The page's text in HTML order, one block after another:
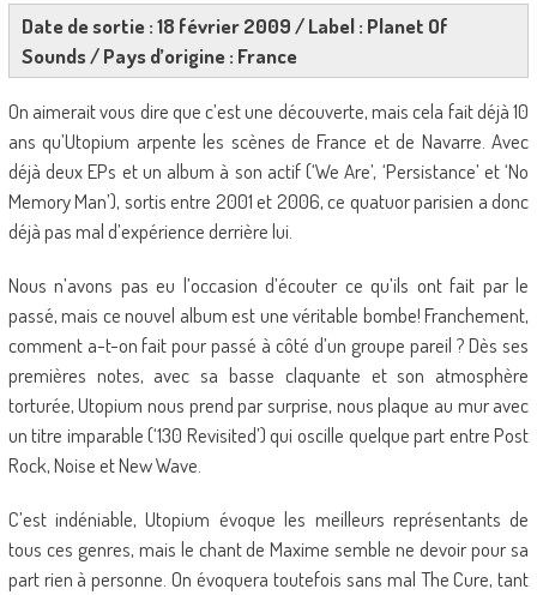
Date de sortie : 18 février 2009 / Label : Planet Of
Sounds / Pays d’origine : France
On aimerait vous dire que c’est une découverte, mais cela fait déjà 10
ans qu’Utopium arpente les scènes de France et de Navarre. Avec
déjà deux EPs et un album à son actif (‘We Are’, ‘Persistance’ et ‘No
Memory Man’), sortis entre 2001 et 2006, ce quatuor parisien a donc
déjà pas mal d’expérience derrière lui.
Nous n’avons pas eu l’occasion d’écouter ce qu’ils ont fait par le
passé, mais ce nouvel album est une véritable bombe! Franchement,
comment a-t-on fait pour passé à côté d’un groupe pareil ? Dès ses
premières notes, avec sa basse claquante et son atmosphère
torturée, Utopium nous prend par surprise, nous plaque au mur avec
un titre imparable (‘130 Revisited’) qui oscille quelque part entre Post
Rock, Noise et New Wave.
C’est indéniable, Utopium évoque les meilleurs représentants de
tous ces genres, mais le chant de Maxime semble ne devoir pour sa
part rien à personne. On évoquera toutefois sans mal The Cure, tant